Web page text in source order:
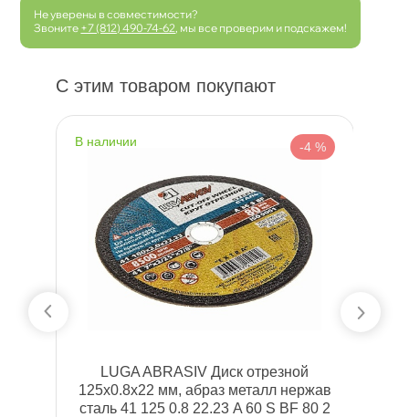
Не уверены в совместимости?
Звоните +7 (812) 490-74-62 , мы все проверим и подскажем!
С этим товаром покупают
наличии -4 %
LUGA ABRASIV Диск отрезной
125x0.8x22 мм, абраз металл нержа
сталь 41 125 0.8 22.23 A 60 S BF 80 2